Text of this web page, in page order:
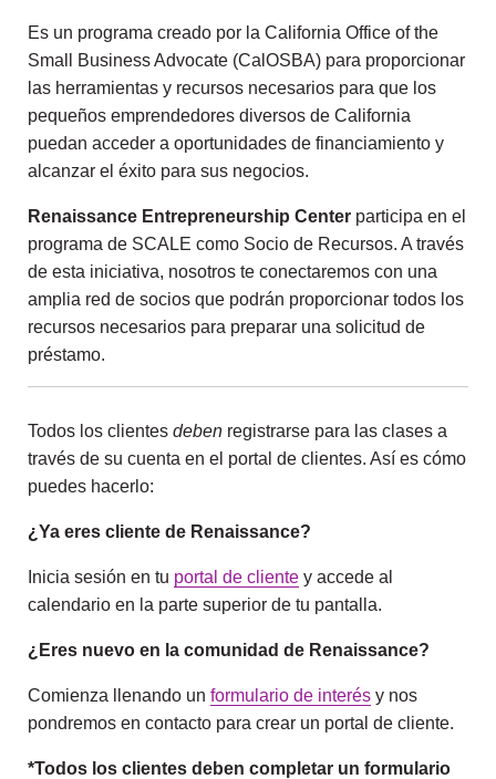
Es un programa creado por la California Office of the
Small Business Advocate (CalOSBA) para proporcionar
las herramientas y recursos necesarios para que los
pequeños emprendedores diversos de California
puedan acceder a oportunidades de financiamiento y
alcanzar el éxito para sus negocios.
Renaissance Entrepreneurship Center participa en el
programa de SCALE como Socio de Recursos. A través
de esta iniciativa, nosotros te conectaremos con una
amplia red de socios que podrán proporcionar todos los
recursos necesarios para preparar una solicitud de
préstamo.
Todos los clientes deben registrarse para las clases a
través de su cuenta en el portal de clientes. Así es cómo
puedes hacerlo:
¿Ya eres cliente de Renaissance?
Inicia sesión en tu portal de cliente y accede al
calendario en la parte superior de tu pantalla.
¿Eres nuevo en la comunidad de Renaissance?
Comienza llenando un formulario de interés y nos
pondremos en contacto para crear un portal de cliente.
*Todos los clientes deben completar un formulario